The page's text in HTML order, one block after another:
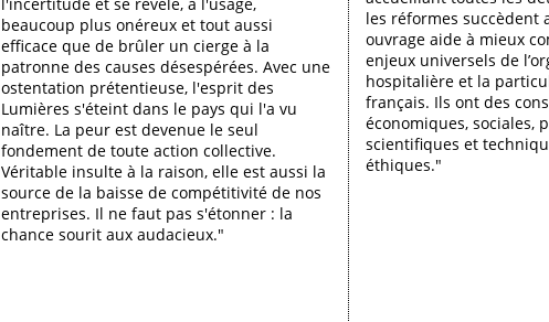
beaucoup plus onéreux et tout aussi
efficace que de brûler un cierge à la
patronne des causes désespérées. Avec une
ostentation prétentieuse, l'esprit des
Lumières s'éteint dans le pays qui l'a vu
naître. La peur est devenue le seul
fondement de toute action collective.
Véritable insulte à la raison, elle est aussi la
source de la baisse de compétitivité de nos
entreprises. Il ne faut pas s'étonner : la
chance sourit aux audacieux."
les réformes succèdent
ouvrage aide à mieux
enjeux universels de
hospitalière et la
français. Ils ont des
économiques, sociales,
scientifiques et
éthiques."